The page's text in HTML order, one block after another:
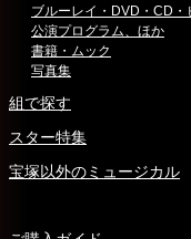
ブルーレイ・DVD・CD・
公演プログラム、ほか
書籍・ムック
写真集
組で探す
スター特集
宝塚以外のミュージカル